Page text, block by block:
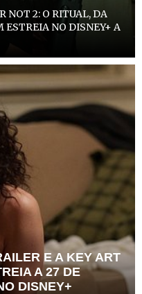
NOT 2: O RITUAL, DA
ESTREIA NO DISNEY+ A
E A KEY ART
A 27 DE
DISNEY+